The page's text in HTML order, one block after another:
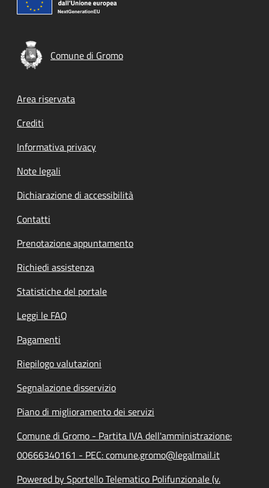
Comune di Gromo
Footer menu
Area riservata
Crediti
Informativa privacy
Note legali
Dichiarazione di accessibilità
Contatti
Prenotazione appuntamento
Richiedi assistenza
Statistiche del portale
Leggi le FAQ
Pagamenti
Riepilogo valutazioni
Segnalazione disservizio
Piano di miglioramento dei servizi
Comune di Gromo - Partita IVA dell'amministrazione:
00666340161 - PEC: comune.gromo@legalmail.it
Powered by Sportello Telematico Polifunzionale (v.